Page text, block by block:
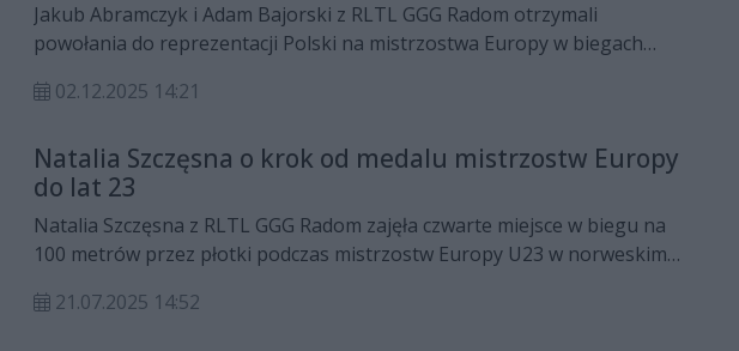
Jakub Abramczyk i Adam Bajorski z RLTL GGG Radom otrzymali
powołania do reprezentacji Polski na mistrzostwa Europy w biegach
02.12.2025 14:21
Natalia Szczęsna o krok od medalu mistrzostw Europy
do lat 23
Natalia Szczęsna z RLTL GGG Radom zajęła czwarte miejsce w biegu na
100 metrów przez płotki podczas mistrzostw Europy U23 w norweskim
21.07.2025 14:52